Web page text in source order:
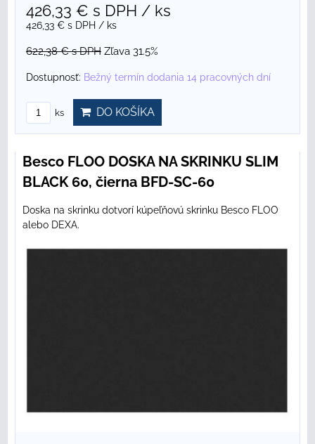
426,33 € s DPH / ks
426,33 € s DPH / ks
622,38 €s DPH Zľava 31.5%
Dostupnosť: Bežný termín dodania 14 pracovných dní
ks DO KOŠÍKA
Besco FLOO DOSKA NA SKRINKU SLIM
BLACK 60, čierna BFD-SC-60
Doska na skrinku dotvorí kúpeľňovú skrinku Besco FLOO
alebo DEXA.